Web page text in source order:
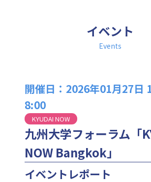
イベント
Events
開催日：2026年01月27日
8:00
KYUDAI NOW
九州大学フォーラム「
NOW Bangkok」
イベントレポート